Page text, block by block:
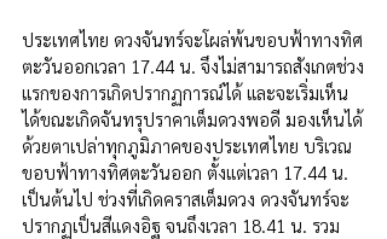
ประเทศไทย ดวงจันทร์จะโผล่พ้นขอบฟ้าทางทิศ
ตะวันออกเวลา 17.44 น. จึงไม่สามารถสังเกตช่วง
แรกของการเกิดปรากฏการณ์ได้ และจะเริ่มเห็น
ได้ขณะเกิดจันทรุปราคาเต็มดวงพอดี มองเห็นได้
ด้วยตาเปล่าทุกภูมิภาคของประเทศไทย บริเวณ
ขอบฟ้าทางทิศตะวันออก ตั้งแต่เวลา 17.44 น.
เป็นต้นไป ช่วงที่เกิดคราสเต็มดวง ดวงจันทร์จะ
ปรากฏเป็นสีแดงอิฐ จนถึงเวลา 18.41 น. รวม